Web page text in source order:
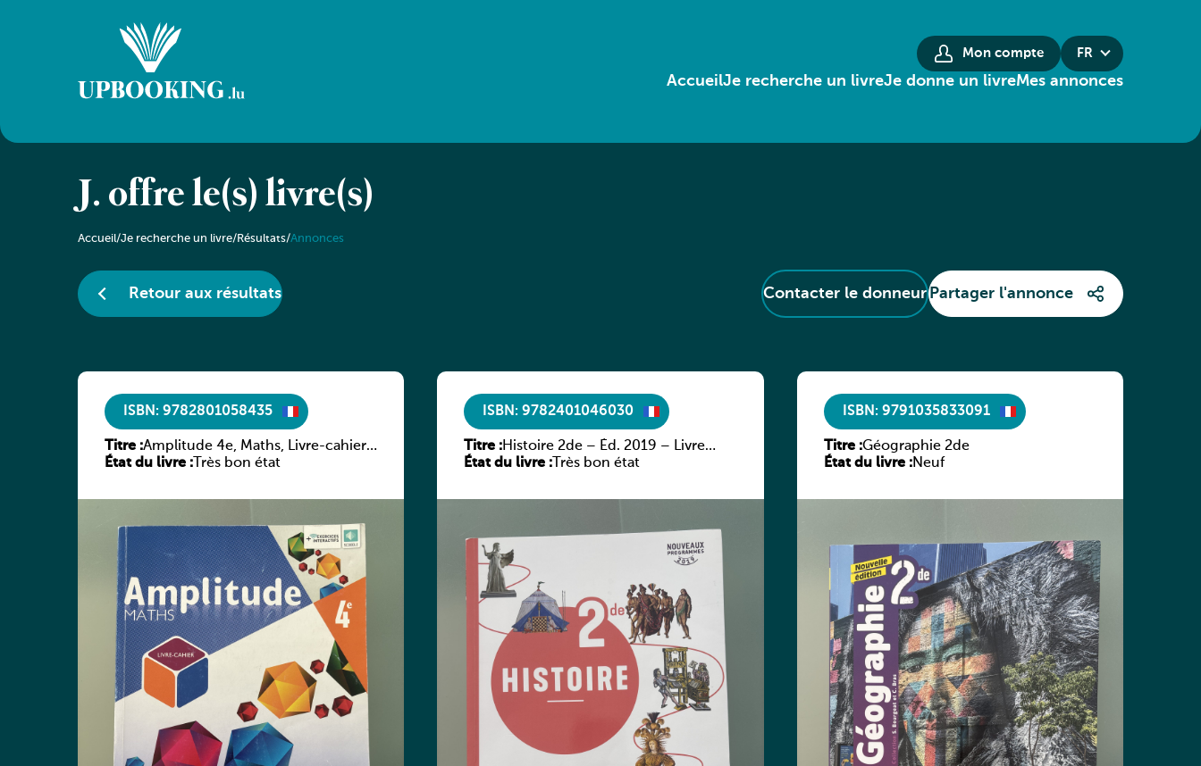
Mon compte FR
AccueilJe recherche un livreJe donne un livreMes annonces
J. offre le(s) livre(s)
Accueil/Je recherche un livre/Résultats/Annonces
Retour aux résultats Contacter le donneur Partager l'annonce
ISBN: 9782801058435
Titre :Amplitude 4e, Maths, Livre-cahier,
version luxembourgeoise
État du livre : Très bon état
ISBN: 9782401046030
Titre :Histoire 2de – Éd. 2019 – Livre
élève
État du livre : Très bon état
ISBN: 9791035833091
Titre :Géographie 2de
État du livre :Neuf